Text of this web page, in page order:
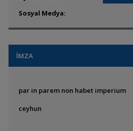
Sosyal Medya:
İMZA
par in parem non habet imperium
ceyhun